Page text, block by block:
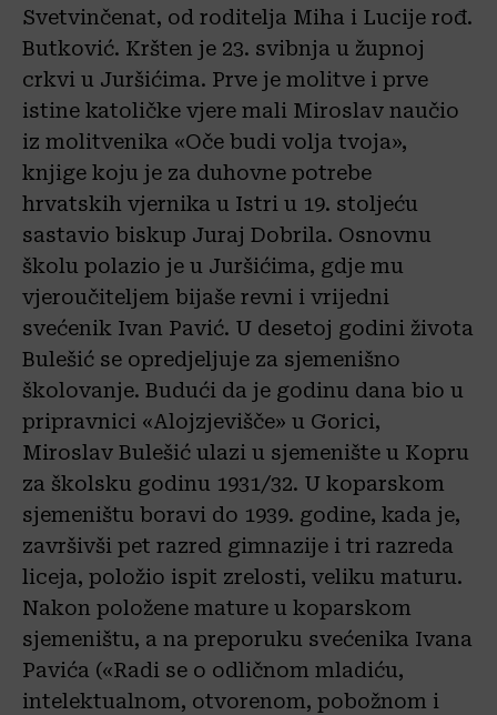
Svetvinčenat, od roditelja Miha i Lucije rođ.
Butković. Kršten je 23. svibnja u župnoj
crkvi u Juršićima. Prve je molitve i prve
istine katoličke vjere mali Miroslav naučio
iz molitvenika «Oče budi volja tvoja»,
knjige koju je za duhovne potrebe
hrvatskih vjernika u Istri u 19. stoljeću
sastavio biskup Juraj Dobrila. Osnovnu
školu polazio je u Juršićima, gdje mu
vjeroučiteljem bijaše revni i vrijedni
svećenik Ivan Pavić. U desetoj godini života
Bulešić se opredjeljuje za sjemenišno
školovanje. Budući da je godinu dana bio u
pripravnici «Alojzjevišče» u Gorici,
Miroslav Bulešić ulazi u sjemenište u Kopru
za školsku godinu 1931/32. U koparskom
sjemeništu boravi do 1939. godine, kada je,
završivši pet razred gimnazije i tri razreda
liceja, položio ispit zrelosti, veliku maturu.
Nakon položene mature u koparskom
sjemeništu, a na preporuku svećenika Ivana
Pavića («Radi se o odličnom mladiću,
intelektualnom, otvorenom, pobožnom i